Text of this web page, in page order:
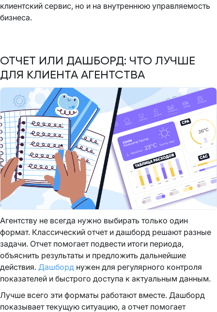
клиентский сервис, но и на внутреннюю управляемость
бизнеса.
ОТЧЕТ ИЛИ ДАШБОРД: ЧТО ЛУЧШЕ
ДЛЯ КЛИЕНТА АГЕНТСТВА
Агентству не всегда нужно выбирать только один
формат. Классический отчет и дашборд решают разные
задачи. Отчет помогает подвести итоги периода,
объяснить результаты и предложить дальнейшие
действия. Дашборд нужен для регулярного контроля
показателей и быстрого доступа к актуальным данным.
Лучше всего эти форматы работают вместе. Дашборд
показывает текущую ситуацию, а отчет помогает